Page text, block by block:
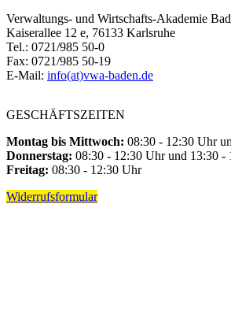
Verwaltungs- und Wirtschafts-Akademie
Kaiserallee 12 e, 76133 Karlsruhe
Tel.: 0721/985 50-0
Fax: 0721/985 50-19
E-Mail: info(at)vwa-baden.de
GESCHÄFTSZEITEN
Montag bis Mittwoch: 08:30 - 12:30 Uhr
Donnerstag: 08:30 - 12:30 Uhr und 13:30 -
Freitag: 08:30 - 12:30 Uhr
Widerrufsformular